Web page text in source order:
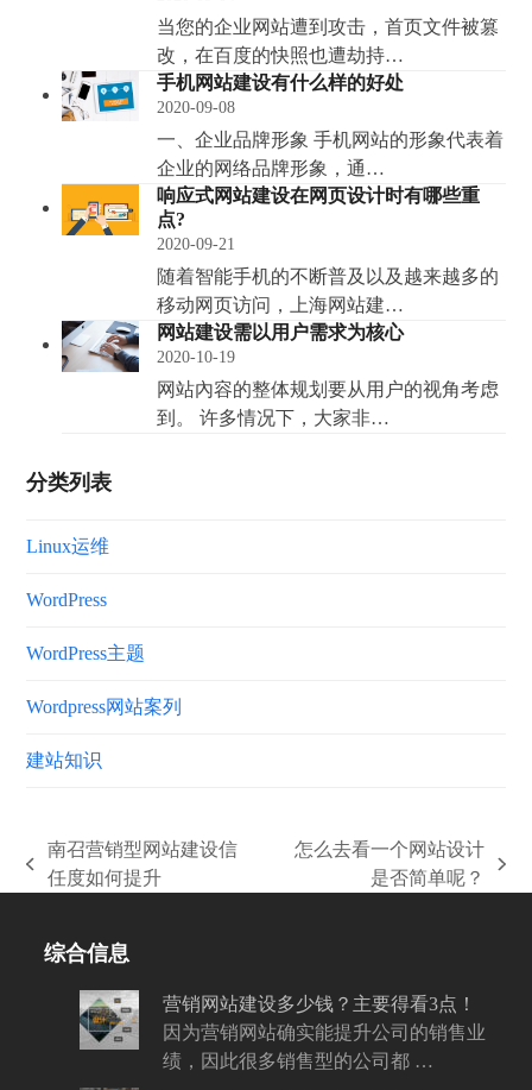
当您的企业网站遭到攻击，首页文件被篡
改，在百度的快照也遭劫持…
手机网站建设有什么样的好处
2020-09-08
一、企业品牌形象 手机网站的形象代表着
企业的网络品牌形象，通…
响应式网站建设在网页设计时有哪些重
点?
2020-09-21
随着智能手机的不断普及以及越来越多的
移动网页访问，上海网站建…
网站建设需以用户需求为核心
2020-10-19
网站內容的整体规划要从用户的视角考虑
到。 许多情况下，大家非…
分类列表
Linux运维
WordPress
WordPress主题
Wordpress网站案列
建站知识
上
文
南召营销型网站建设信
任度如何提升
章:
怎么去看一个网站设计
是否简单呢？
综合信息
营销网站建设多少钱？主要得看3点！
因为营销网站确实能提升公司的销售业
绩，因此很多销售型的公司都 …